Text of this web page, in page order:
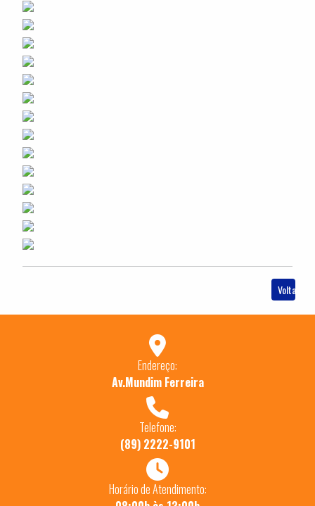
Voltar
Endereço:
Av.Mundim Ferreira
Telefone:
(89) 2222-9101
Horário de Atendimento: